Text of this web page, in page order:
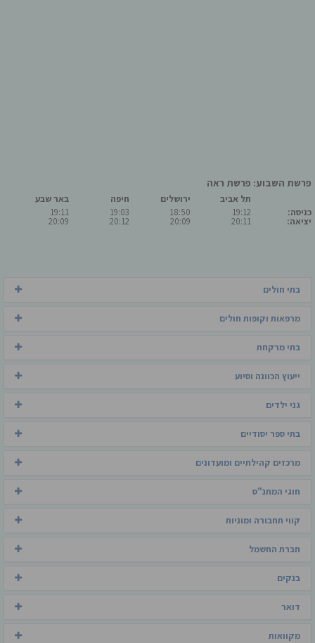
פרשת השבוע: פרשת ראה
כניסה:
יציאה:
תל אביב
19:12
20:11
ירושלים
18:50
20:09
חיפה
19:03
20:12
באר שבע
19:11
20:09
בתי חולים
מרפאות וקופות חולים
בתי מרקחת
ייעוץ הכוונה וסיוע
גני ילדים
בתי ספר יסודיים
מרכזים קהילתיים ומועדונים
חוגי המתנ"ס
קווי תחבורה ומוניות
חברת החשמל
בנקים
דואר
מקוואות